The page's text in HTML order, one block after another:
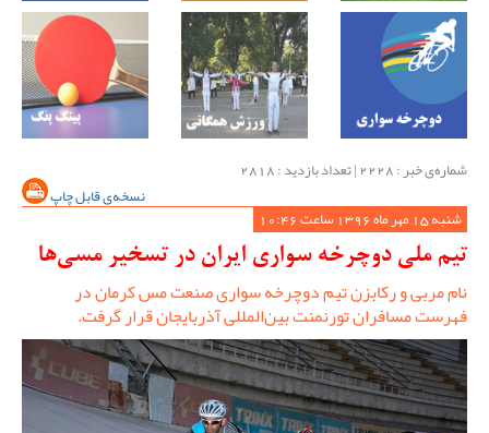
شماره‌ی خبر : ‌2228 | تعداد بازدید : 2818
نسخه‌ی قابل چاپ
شنبه 15 مهر ماه 1396 ساعت 10:46
تیم ملی دوچرخه سواری ایران در تسخیر مسی‌ها
نام مربی و رکابزن تیم دوچرخه سواری صنعت مس کرمان در
فهرست مسافران تورنمنت بین‌المللی آذربایجان قرار گرفت.